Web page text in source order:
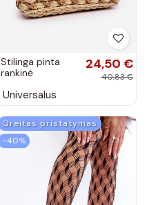
Stilinga pinta
rankinė
24,50 €
40,83 €
Universalus
Greitas pristatymas
−40%